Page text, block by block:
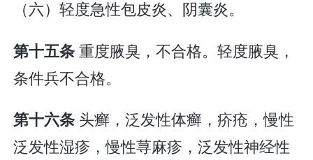
（六）轻度急性包皮炎、阴囊炎。
第十五条重度腋臭，不合格。轻度腋臭，
条件兵不合格。
第十六条 头癣，泛发性体癣，疥疮，慢性
泛发性湿疹，慢性荨麻疹，泛发性神经性